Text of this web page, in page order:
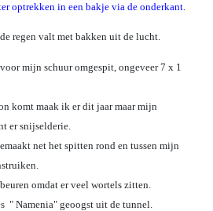
optrekken in een bakje via de onderkant.
regen valt met bakken uit de lucht.
mijn schuur omgespit, ongeveer 7 x 1
komt maak ik er dit jaar maar mijn
er snijselderie.
net het spitten rond en tussen mijn
omdat er veel wortels zitten.
" Namenia" geoogst uit de tunnel.